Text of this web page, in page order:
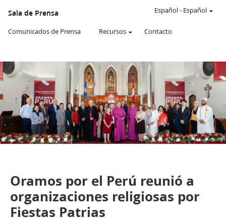
SITIO
WEB
oficial
de
de
JESUCRISTO
de
los
SANTOS
DE
LOS
ÚLTIMOS
DÍAS
Sala de Prensa
Comunicados de Prensa Recursos Contacto
Español- Español
Oramos por el Perú reunió a
organizaciones religiosas por
Fiestas Patrias